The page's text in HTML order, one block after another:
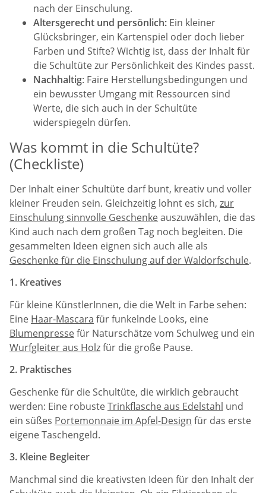
nach der Einschulung.
Altersgerecht und persönlich: Ein kleiner
Glücksbringer, ein Kartenspiel oder doch lieber
Farben und Stifte? Wichtig ist, dass der Inhalt für
die Schultüte zur Persönlichkeit des Kindes passt.
Nachhaltig: Faire Herstellungsbedingungen und
ein bewusster Umgang mit Ressourcen sind
Werte, die sich auch in der Schultüte
widerspiegeln dürfen.
Was kommt in die Schultüte?
(Checkliste)
Der Inhalt einer Schultüte darf bunt, kreativ und voller
kleiner Freuden sein. Gleichzeitig lohnt es sich, zur
Einschulung sinnvolle Geschenkeauszuwählen, die das
Kind auch nach dem großen Tag noch begleiten. Die
gesammelten Ideen eignen sich auch alle als
Geschenke für die Einschulung auf der Waldorfschule.
1. Kreatives
Für kleine KünstlerInnen, die die Welt in Farbe sehen:
Eine Haar-Mascara für funkelnde Looks, eine
Blumenpressefür Naturschätze vom Schulweg und ein
Wurfgleiter aus Holzfür die große Pause.
2. Praktisches
Geschenke für die Schultüte, die wirklich gebraucht
werden: Eine robusteTrinkflasche aus Edelstahl und
ein süßes Portemonnaie im Apfel-Design für das erste
eigene Taschengeld.
3. Kleine Begleiter
Manchmal sind die kreativsten Ideen für den Inhalt der